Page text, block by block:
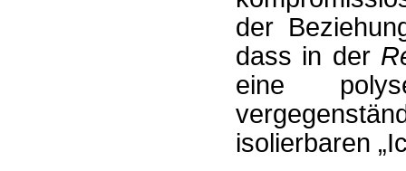
der
dass in der
eine
isolierbaren